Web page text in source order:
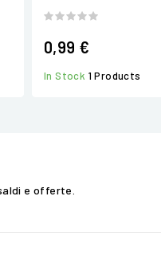
0,99 €
In Stock 1 Products
e offerte.